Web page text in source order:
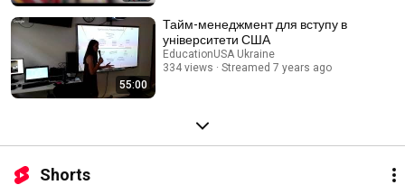
55:00
Тайм-менеджмент для вступу в
університети США
EducationUSA Ukraine
334 views
Streamed 7 years ago
Shorts